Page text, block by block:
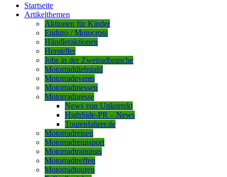
Startseite
Artikelthemen
Aktionen für Kinder
Enduro / Motocross
Händleraktionen
Hersteller
Jobs in der Zweiradbranche
Motorraddiebstahl
Motorradevents
Motorradmessen
Motorradpresse
News von Unkorrekt
HighSide-PR – News
Tourenfahrer.de
Motorradreisen
Motorradrennsport
Motorradtrainings
Motorradtreffen
Motorradtouren